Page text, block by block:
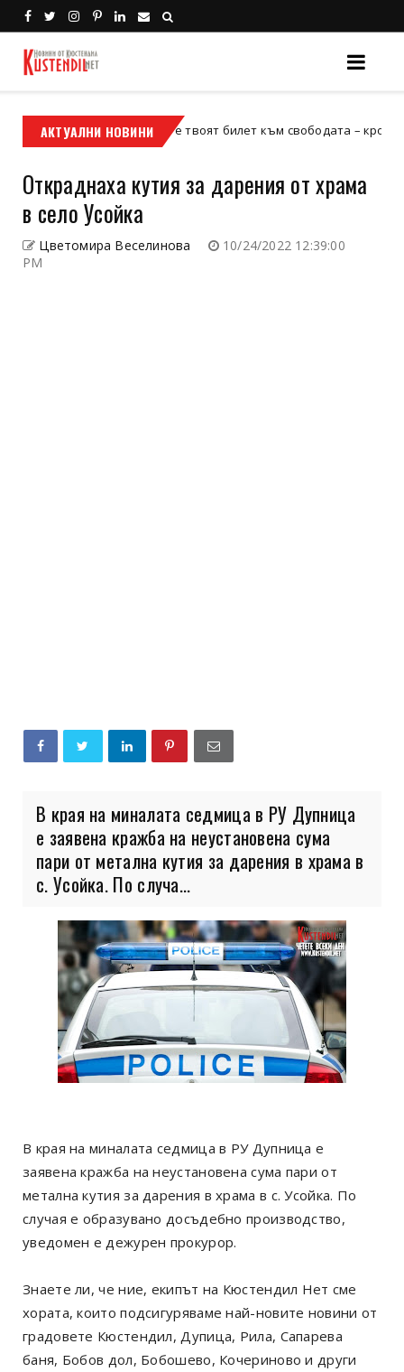
АКТУАЛНИ НОВИНИ
мотор Кой е твоят билет към свободата – кросовият
Откраднаха кутия за дарения от храма
в село Усойка
Цветомира Веселинова
10/24/2022 12:39:00
PM
В края на миналата седмица в РУ Дупница
е заявена кражба на неустановена сума
пари от метална кутия за дарения в храма в
с. Усойка. По случа...
В края на миналата седмица в РУ Дупница е
заявена кражба на неустановена сума пари от
метална кутия за дарения в храма в с. Усойка. По
случая е образувано досъдебно производство,
уведомен е дежурен прокурор.
Знаете ли, че ние, екипът на Кюстендил Нет сме
хората, които подсигуряваме най-новите новини от
градовете Кюстендил, Дупица, Рила, Сапарева
баня, Бобов дол, Бобошево, Кочериново и други